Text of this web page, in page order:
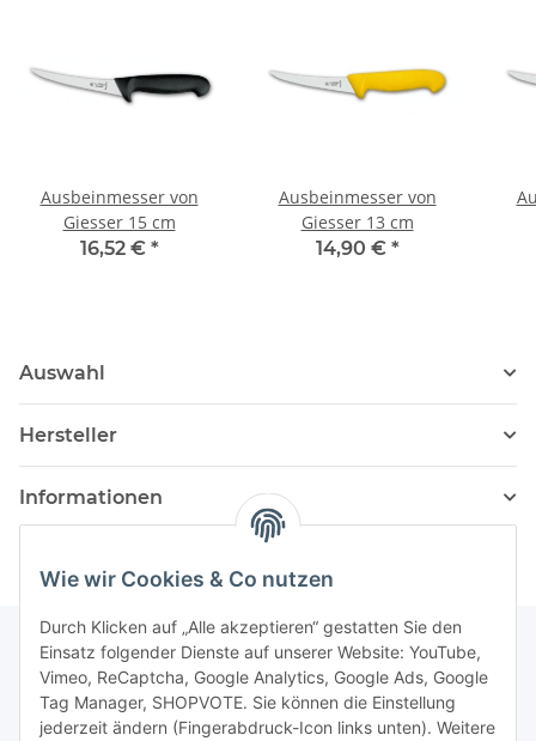
Wie wir Cookies & Co nutzen
Durch Klicken auf „Alle akzeptieren“ gestatten Sie den
Einsatz folgender Dienste auf unserer Website: YouTube,
Vimeo, ReCaptcha, Google Analytics, Google Ads, Google
Tag Manager, SHOPVOTE. Sie können die Einstellung
jederzeit ändern (Fingerabdruck-Icon links unten). Weitere
Ausbeinmesser von
Giesser 15 cm
16,52 € *
Ausbeinmesser von
Giesser 13 cm
14,90 € *
Auswahl
Hersteller
Informationen
Newsletter Abonnieren